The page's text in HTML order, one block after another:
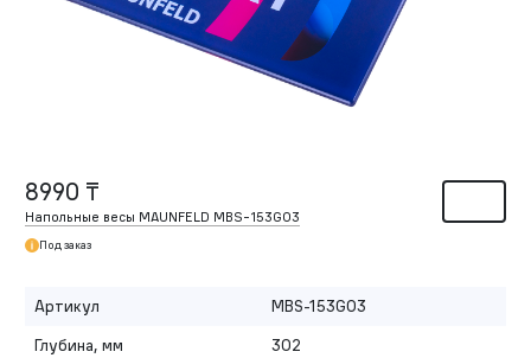
8990 ₸
Напольные весы MAUNFELD MBS-153G03
Под заказ
Артикул
MBS-153G03
Глубина, мм
302